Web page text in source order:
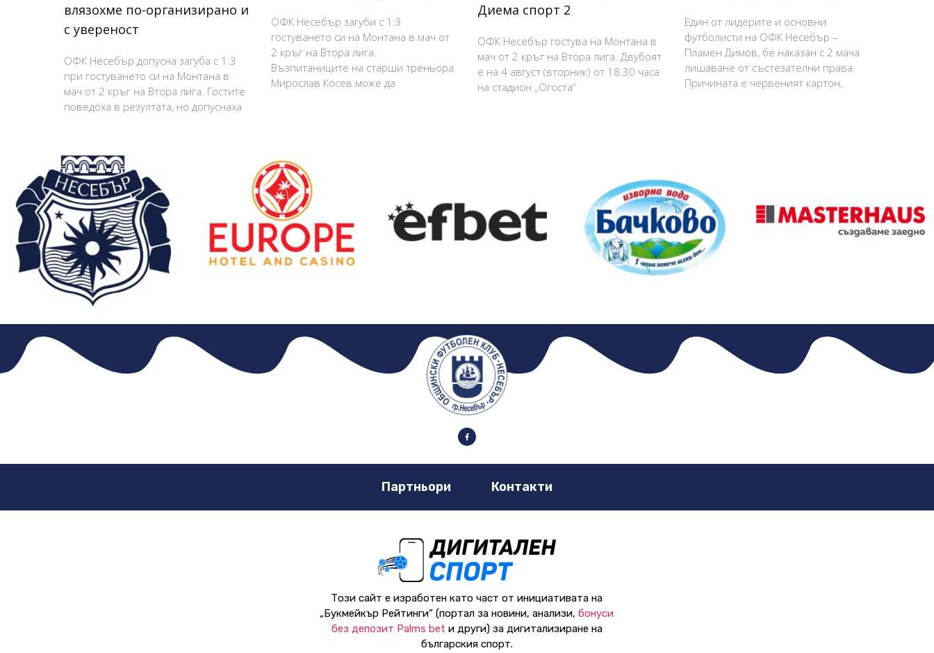
влязохме по-организирано и
с увереност
ОФК Несебър допусна загуба с 1:3
при гостуването си на Монтана в
мач от 2 кръг на Втора лига. Гостите
поведоха в резултата, но допуснаха
ОФК Несебър загуби с 1:3
гостуването си на Монтана в мач от
2 кръг на Втора лига.
Възпитаниците на старши треньора
Мирослав Косев може да
Диема спорт 2
ОФК Несебър гостува на Монтана в
мач от 2 кръг на Втора лига. Двубоят
е на 4 август (вторник) от 18:30 часа
на стадион „Огоста“
Един от лидерите и основни
футболисти на ОФК Несебър –
Пламен Димов, бе наказан с 2 мача
лишаване от състезателни права.
Причината е червеният картон,
Партньори Контакти
Този сайт е изработен като част от инициативата на
„Букмейкър Рейтинги“ (портал за новини, анализи,бонуси
без депозит Palms bet и други) за дигитализиране на
българския спорт.